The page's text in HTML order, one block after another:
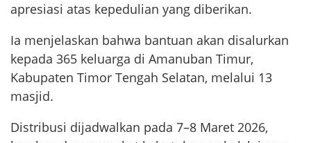
apresiasi atas kepedulian yang diberikan.
Ia menjelaskan bahwa bantuan akan disalurkan
kepada 365 keluarga di Amanuban Timur,
Kabupaten Timor Tengah Selatan, melalui 13
masjid.
Distribusi dijadwalkan pada 7–8 Maret 2026,